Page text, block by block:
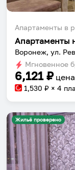
Апартаменты в
Воронеж, ул.
Мгновенное
6,121₽
1,530 ₽ × 4
Жильё проверено